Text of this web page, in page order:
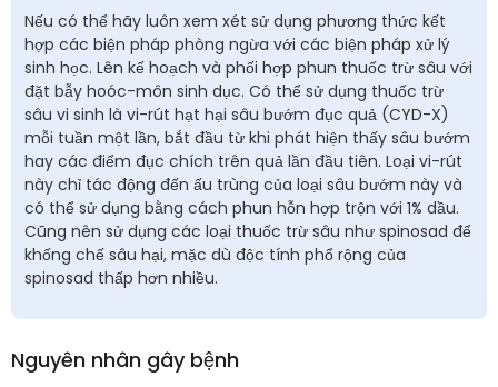
Nếu có thể hãy luôn xem xét sử dụng phương thức kết
hợp các biện pháp phòng ngừa với các biện pháp xử lý
sinh học. Lên kế hoạch và phối hợp phun thuốc trừ sâu với
đặt bẫy hoóc-môn sinh dục. Có thể sử dụng thuốc trừ
sâu vi sinh là vi-rút hạt hại sâu bướm đục quả (CYD-X)
mỗi tuần một lần, bắt đầu từ khi phát hiện thấy sâu bướm
hay các điểm đục chích trên quả lần đầu tiên. Loại vi-rút
này chỉ tác động đến ấu trùng của loại sâu bướm này và
có thể sử dụng bằng cách phun hỗn hợp trộn với 1% dầu.
Cũng nên sử dụng các loại thuốc trừ sâu như spinosad để
khống chế sâu hại, mặc dù độc tính phổ rộng của
spinosad thấp hơn nhiều.
Nguyên nhân gây bệnh